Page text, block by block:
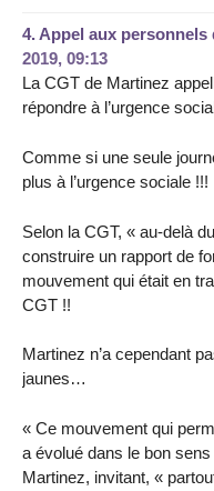
4. Appel aux personnels
2019, 09:13
La CGT de Martinez
répondre à l’urgence
Comme si une seule
plus à l’urgence sociale !!!
Selon la CGT, « au-delà
construire un rapport de
mouvement qui était en
CGT !!
Martinez n’a cependant
jaunes…
« Ce mouvement qui
a évolué dans le bon
Martinez, invitant, «